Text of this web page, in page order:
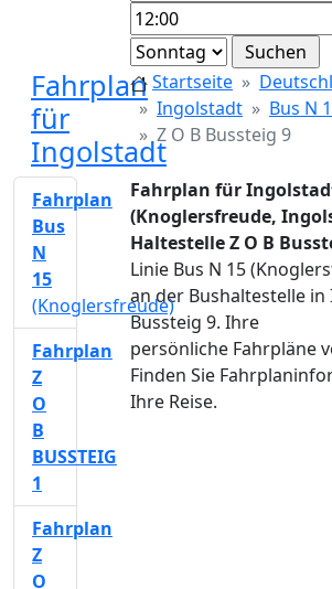
Fahrplan
für
Ingolstadt
Startseite
Ingolstadt
Bus N
Z O B Bussteig 9
Fahrplan für
(Knoglersfreude,
Haltestelle Z O B
Linie Bus N 15
an der Bushaltestelle in
Bussteig 9. Ihre
persönliche Fahrpläne
Finden Sie
Ihre Reise.
Fahrplan
Bus
N
15
(Knoglersfreude)
Fahrplan
Z
O
B
BUSSTEIG
1
Fahrplan
Z
O